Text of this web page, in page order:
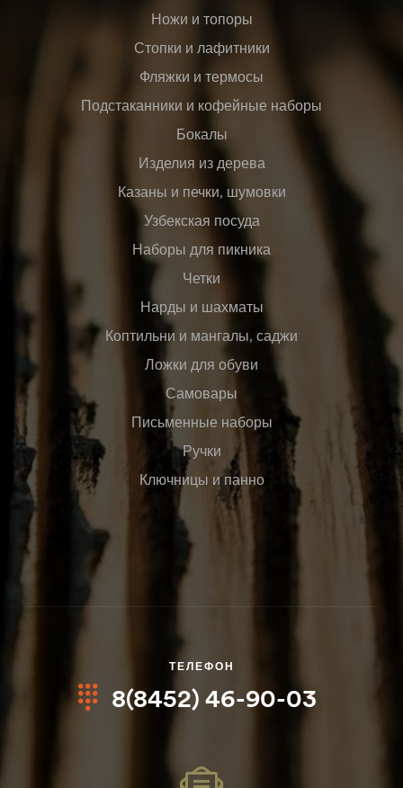
Ножи и топоры
Стопки и лафитники
Фляжки и термосы
Подстаканники и кофейные наборы
Бокалы
Изделия из дерева
Казаны и печки, шумовки
Узбекская посуда
Наборы для пикника
Четки
Нарды и шахматы
Коптильни и мангалы, саджи
Ложки для обуви
Самовары
Письменные наборы
Ручки
Ключницы и панно
ТЕЛЕФОН
8(8452) 46-90-03